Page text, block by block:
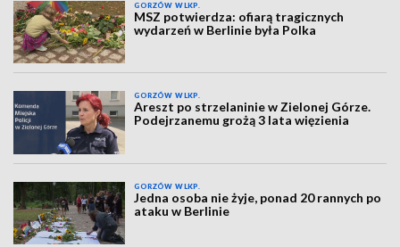
GORZÓW WLKP.
MSZ potwierdza: ofiarą tragicznych
wydarzeń w Berlinie była Polka
GORZÓW WLKP.
Areszt po strzelaninie w Zielonej Górze.
Podejrzanemu grożą 3 lata więzienia
GORZÓW WLKP.
Jedna osoba nie żyje, ponad 20 rannych po
ataku w Berlinie